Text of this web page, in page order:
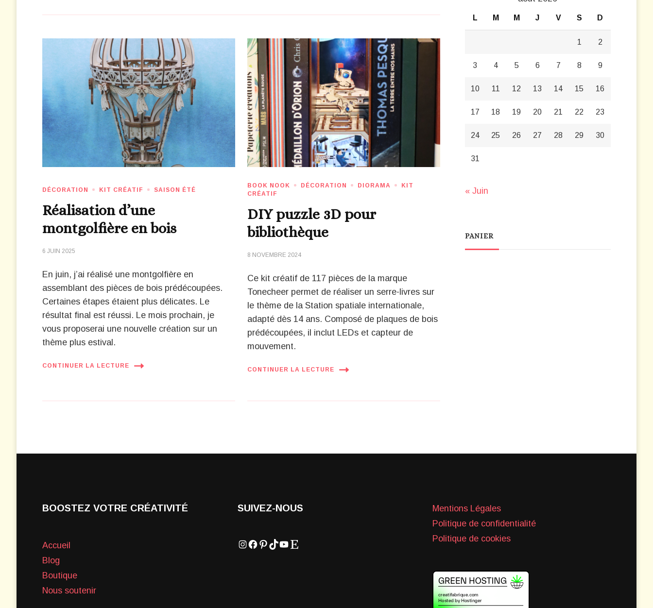
DÉCORATION KIT CRÉATIF SAISON ÉTÉ
Réalisation d’une
montgolfière en bois
6 JUIN 2025
En juin, j’ai réalisé une montgolfière en
assemblant des pièces de bois prédécoupées.
Certaines étapes étaient plus délicates. Le
résultat final est réussi. Le mois prochain, je
vous proposerai une nouvelle création sur un
thème plus estival.
CONTINUER LA LECTURE
BOOK NOOK DÉCORATION DIORAMA
KIT
CRÉATIF
DIY puzzle 3D pour
bibliothèque
8 NOVEMBRE 2024
Ce kit créatif de 117 pièces de la marque
Tonecheer permet de réaliser un serre-livres sur
le thème de la Station spatiale internationale,
adapté dès 14 ans. Composé de plaques de bois
prédécoupées, il inclut LEDs et capteur de
mouvement.
CONTINUER LA LECTURE
L M M J V S D
1 2
3 4 5 6 7 8 9
10 11 12 13 14 15 16
17 18 19 20 21 22 23
24 25 26 27 28 29 30
31
« Juin
PANIER
BOOSTEZ VOTRE CRÉATIVITÉ
Accueil
Blog
Boutique
Nous soutenir
SUIVEZ-NOUS
Instagram
Facebook
Pinterest
TikTokYouTube
Mentions Légales
Politique de confidentialité
Politique de cookies